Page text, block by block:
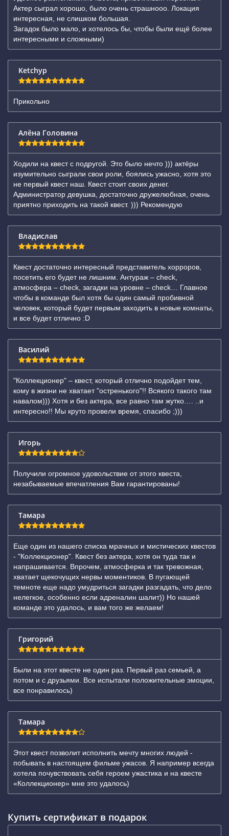
Актер сыграл хорошо, было очень страшнооо. Локация
интересная, не слишком большая.
Загадок было мало, и хотелось бы, чтобы были ещё более
интересными и сложными)
Ketchyp
Прикольно
Алёна Головина
Ходили на квест с подругой. Это было нечто ))) актёры
изумительно сыграли свои роли, боялись ужасно, хотя это
не первый квест наш. Квест стоит своих денег.
Администратор девушка, достаточно дружелюбная, очень
приятно приходить на такой квест. ))) Рекомендую
Владислав
Квест достаточно интересный представитель хорроров,
посетить его будет не лишним. Антураж – check,
атмосфера – check, загадки на уровне – check… Главное
чтобы в команде был хотя бы один самый пробивной
человек, который будет первым заходить в новые комнаты,
и все будет отлично :D
Василий
"Коллекционер" – квест, который отлично подойдет тем,
кому в жизни не хватает "остренького"!! Всякого такого там
навалом))) Хотя и без актера, все равно там жутко…. ..и
интересно!! Мы круто провели время, спасибо ;)))
Игорь
Получили огромное удовольствие от этого квеста,
незабываемые впечатления Вам гарантированы!
Тамара
Еще один из нашего списка мрачных и мистических квестов
- "Коллекционер". Квест без актера, хотя он туда так и
напрашивается. Впрочем, атмосферка и так тревожная,
хватает щекочущих нервы моментиков. В пугающей
темноте еще надо умудриться загадки разгадать, что дело
нелегкое, особенно если адреналин шалит)) Но нашей
команде это удалось, и вам того же желаем!
Григорий
Были на этот квесте не один раз. Первый раз семьей, а
потом и с друзьями. Все испытали положительные эмоции,
все понравилось)
Тамара
Этот квест позволит исполнить мечту многих людей -
побывать в настоящем фильме ужасов. Я например всегда
хотела почувствовать себя героем ужастика и на квесте
«Коллекционер» мне это удалось)
Купить сертификат в подарок